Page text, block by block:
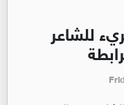
للشاعر